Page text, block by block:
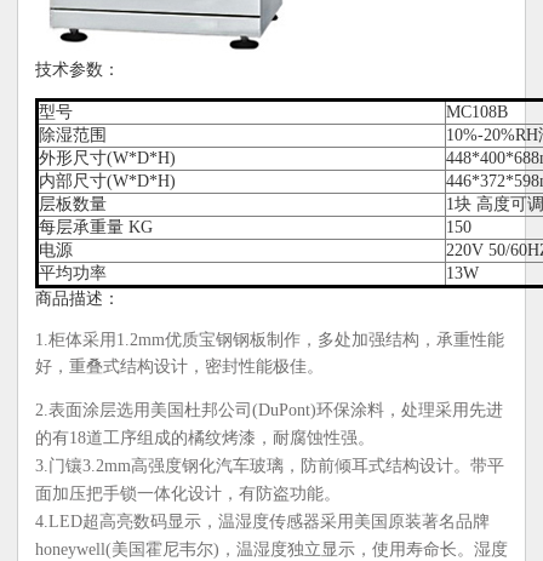
技术参数：
型号
MC108B
除湿范围
10%-
外形尺寸(W*D*H)
内部尺寸(W*D*H)
层板数量
1块 高度可调
每层承重量 KG
150
电源
220V 50/
平均功率
13W
商品描述：
1.柜体采用1.2mm优质宝钢钢板制作，多处加强结构，承重性能
好，重叠式结构设计，密封性能极佳。
2.表面涂层选用美国杜邦公司(DuPont)环保涂料，处理采用先进
的有18道工序组成的橘纹烤漆，耐腐蚀性强。
3.门镶3.2mm高强度钢化汽车玻璃，防前倾耳式结构设计。带平
面加压把手锁一体化设计，有防盗功能。
4.LED超高亮数码显示，温湿度传感器采用美国原装著名品牌
honeywell(美国霍尼韦尔)，温湿度独立显示，使用寿命长。湿度